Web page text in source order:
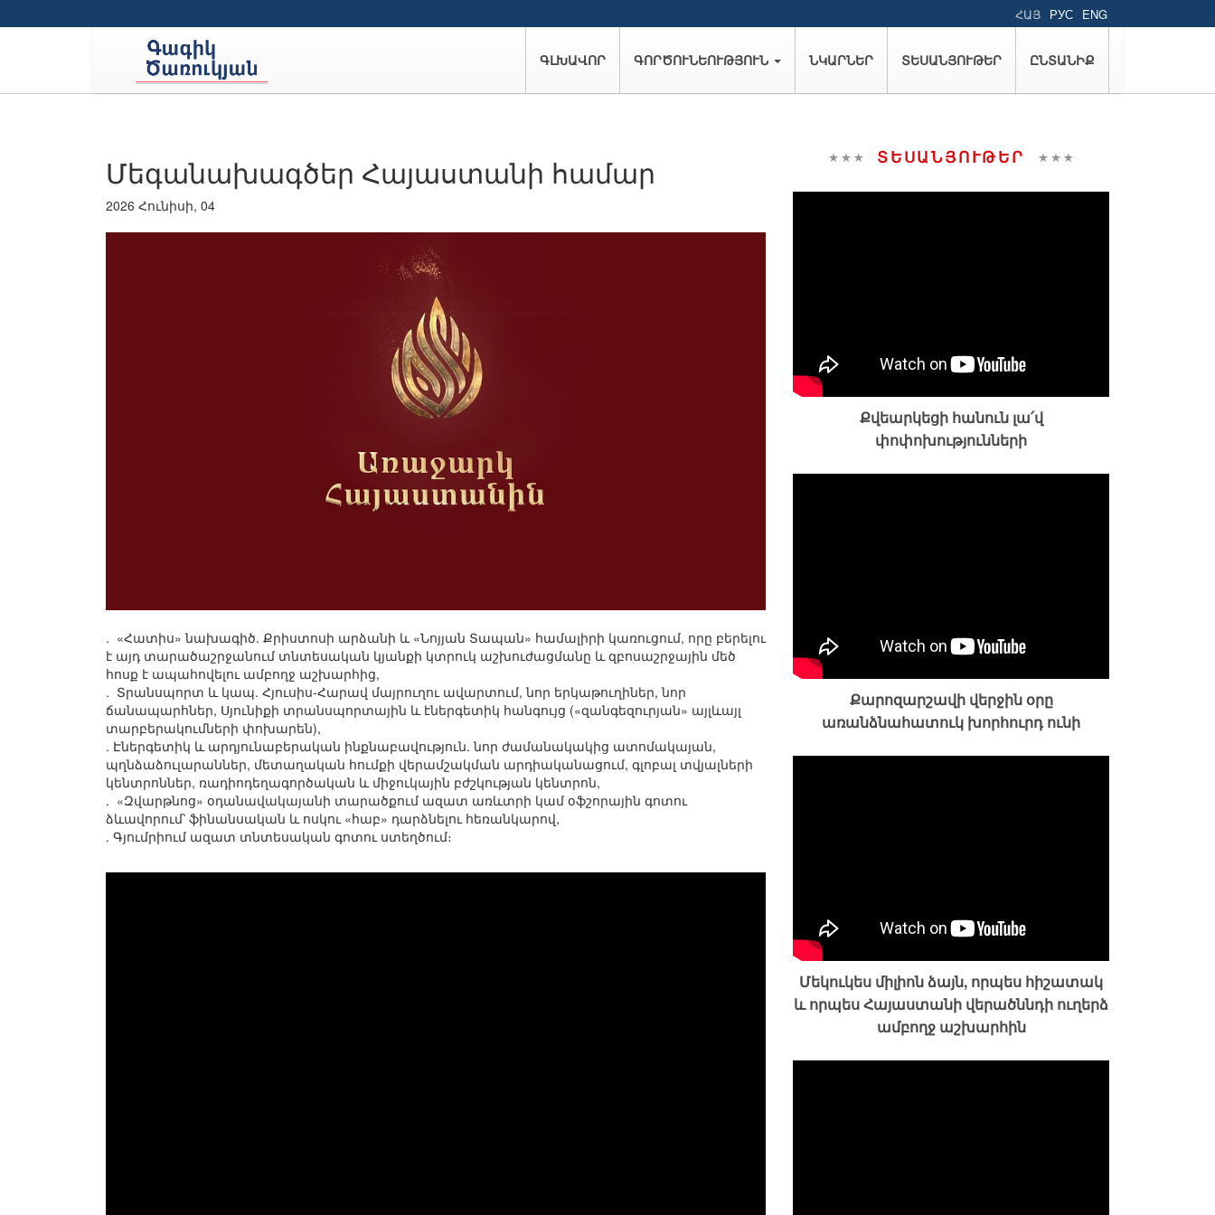
ՀԱՅ РУС ENG
ԳԼԽԱՎՈՐ ԳՈՐԾՈՒՆԵՈՒԹՅՈՒՆ ՆԿԱՐՆԵՐ ՏԵՍԱՆՅՈՒԹԵՐ ԸՆՏԱՆԻՔ
Մեգանախագծեր Հայաստանի համար
2026 Հունիսի, 04
. «Հատիս» նախագիծ. Քրիստոսի արձանի և «Նոյյան Տապան» համալիրի կառուցում, որը բերելու
է այդ տարածաշրջանում տնտեսական կյանքի կտրուկ աշխուժացմանը և զբոսաշրջային մեծ
հոսք է ապահովելու ամբողջ աշխարհից,
. Տրանսպորտ և կապ. Հյուսիս-Հարավ մայրուղու ավարտում, նոր երկաթուղիներ, նոր
ճանապարհներ, Սյունիքի տրանսպորտային և էներգետիկ հանգույց («զանգեզուրյան» այլևայլ
տարբերակումների փոխարեն),
. Էներգետիկ և արդյունաբերական ինքնաբավություն. նոր ժամանակակից ատոմակայան,
պղնձաձուլարաններ, մետաղական հումքի վերամշակման արդիականացում, գլոբալ տվյալների
կենտրոններ, ռադիոդեղագործական և միջուկային բժշկության կենտրոն,
. «Զվարթնոց» օդանավակայանի տարածքում ազատ առևտրի կամ օֆշորային գոտու
ձևավորում՝ ֆինանսական և ոսկու «հաբ» դարձնելու հեռանկարով,
. Գյումրիում ազատ տնտեսական գոտու ստեղծում։
ՏԵՍԱՆՅՈՒԹԵՐ
Քվեարկեցի հանուն լա՛վ
փոփոխությունների
Քարոզարշավի վերջին օրը
առանձնահատուկ խորհուրդ ունի
Մեկուկես միլիոն ձայն, որպես հիշատակ
և որպես Հայաստանի վերածննդի ուղերձ
ամբողջ աշխարհին